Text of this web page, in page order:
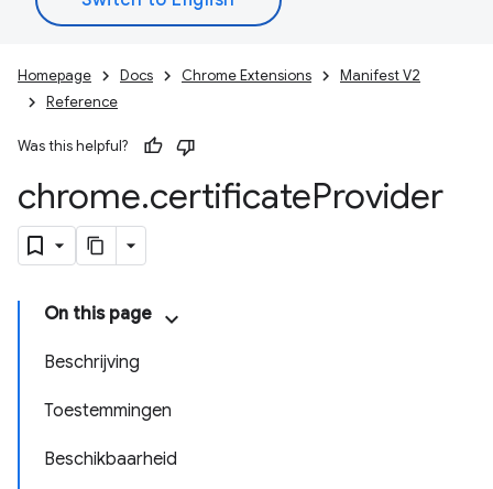
Homepage Docs Chrome Extensions
Manifest V2
Reference
Was this helpful?
chrome.certificateProvider
On this page
Beschrijving
Toestemmingen
Beschikbaarheid